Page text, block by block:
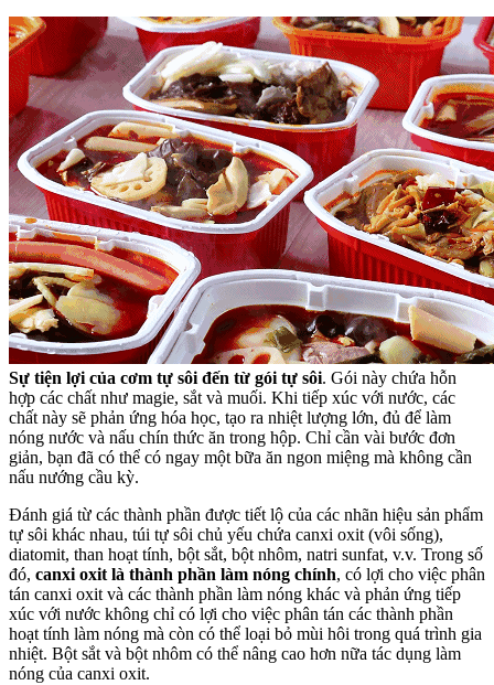
Sự tiện lợi của cơm tự sôi đến từ gói tự sôi. Gói này chứa hỗn
hợp các chất như magie, sắt và muối. Khi tiếp xúc với nước, các
chất này sẽ phản ứng hóa học, tạo ra nhiệt lượng lớn, đủ để làm
nóng nước và nấu chín thức ăn trong hộp. Chỉ cần vài bước đơn
giản, bạn đã có thể có ngay một bữa ăn ngon miệng mà không cần
nấu nướng cầu kỳ.
Đánh giá từ các thành phần được tiết lộ của các nhãn hiệu sản phẩm
tự sôi khác nhau, túi tự sôi chủ yếu chứa canxi oxit (vôi sống),
diatomit, than hoạt tính, bột sắt, bột nhôm, natri sunfat, v.v. Trong số
đó, canxi oxit là thành phần làm nóng chính, có lợi cho việc phân
tán canxi oxit và các thành phần làm nóng khác và phản ứng tiếp
xúc với nước không chỉ có lợi cho việc phân tán các thành phần
hoạt tính làm nóng mà còn có thể loại bỏ mùi hôi trong quá trình gia
nhiệt. Bột sắt và bột nhôm có thể nâng cao hơn nữa tác dụng làm
nóng của canxi oxit.